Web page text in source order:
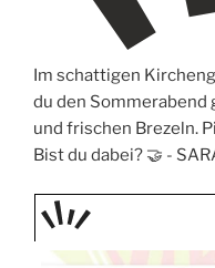
Im schattigen
du den Sommerabend
und frischen Brezeln.
Bist du dabei? 🤝 -
TAGE